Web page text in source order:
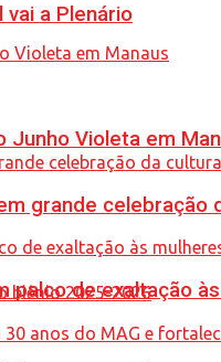
Violeta em
a Plenário
grande celebração
de exaltação